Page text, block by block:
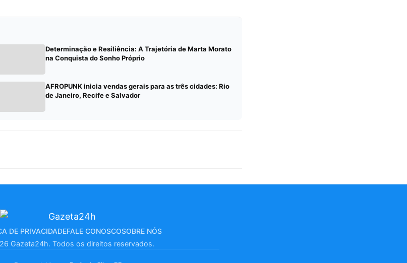
Determinação e Resiliência: A Trajetória de Marta Morato
na Conquista do Sonho Próprio
AFROPUNK inicia vendas gerais para as três cidades: Rio
de Janeiro, Recife e Salvador
DE PRIVACIDADEFALE CONOSCOSOBRE NÓS
Gazeta24h. Todos os direitos reservados.